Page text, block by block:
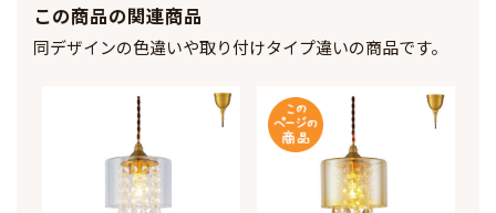
この商品の関連商品
同デザインの色違いや取り付けタイプ違いの商品です。